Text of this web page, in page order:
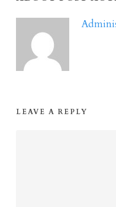
LEAVE A REPLY